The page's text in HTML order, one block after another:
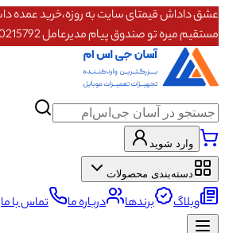
مستقیم میره تو صندوق پیام مدیرعامل 09100215792 (فقط پیام بده- تماس پاسخگو نیستم)
وارد شوید
دسته‌بندی محصولات
وبلاگ برندها درباره ما تماس با ما